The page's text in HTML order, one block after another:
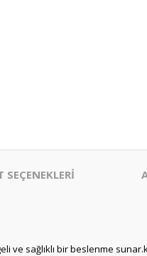
SEÇENEKLERİ
ve sağlıklı bir beslenme